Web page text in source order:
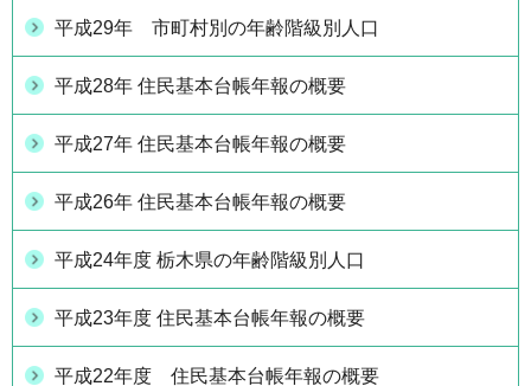
平成29年 市町村別の年齢階級別人口
平成28年 住民基本台帳年報の概要
平成27年 住民基本台帳年報の概要
平成26年 住民基本台帳年報の概要
平成24年度 栃木県の年齢階級別人口
平成23年度 住民基本台帳年報の概要
平成22年度 住民基本台帳年報の概要